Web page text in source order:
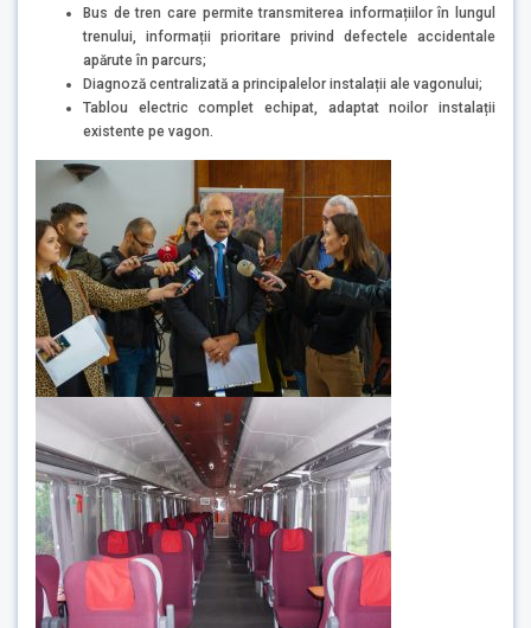
Bus de tren care permite transmiterea informațiilor în lungul
trenului, informații prioritare privind defectele accidentale
apărute în parcurs;
Diagnoză centralizată a principalelor instalații ale vagonului;
Tablou electric complet echipat, adaptat noilor instalații
existente pe vagon.